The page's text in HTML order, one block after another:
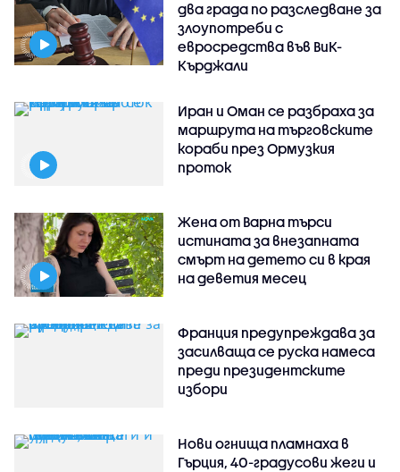
два града по разследване за
злоупотреби с
евросредства във ВиК-
Кърджали
Иран и Оман се разбраха за
маршрута на търговските
кораби през Ормузкия
проток
Жена от Варна търси
истината за внезапната
смърт на детето си в края
на деветия месец
Франция предупреждава за
засилваща се руска намеса
преди президентските
избори
Нови огнища пламнаха в
Гърция, 40-градусови жеги и